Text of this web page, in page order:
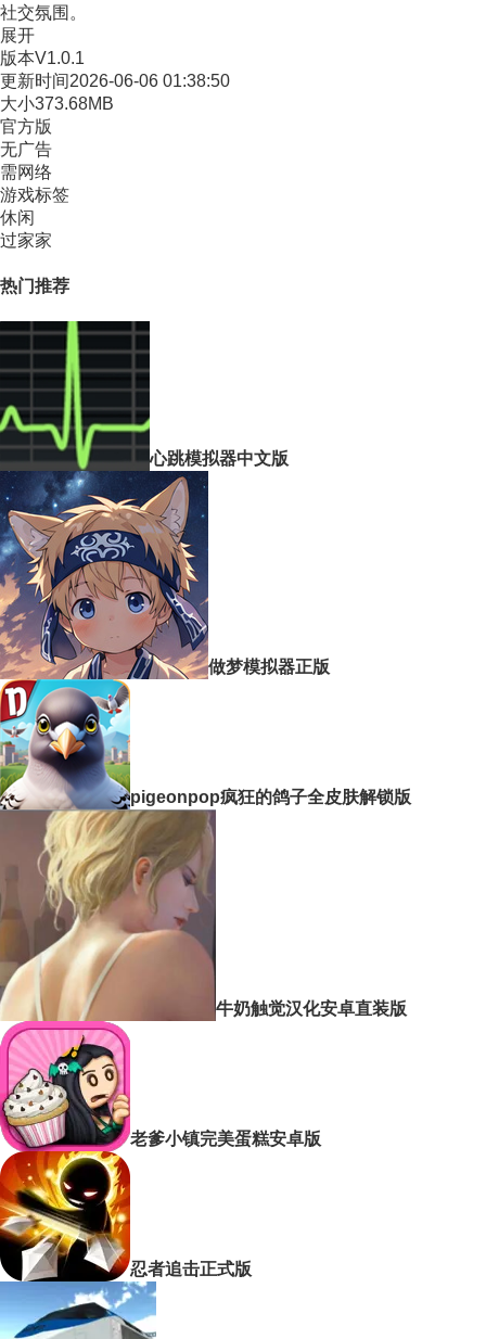
社交氛围。
展开
版本V1.0.1
更新时间2026-06-06 01:38:50
大小373.68MB
官方版
无广告
需网络
游戏标签
休闲
过家家
热门推荐
心跳模拟器中文版
做梦模拟器正版
pigeonpop疯狂的鸽子全皮肤解锁版
牛奶触觉汉化安卓直装版
老爹小镇完美蛋糕安卓版
忍者追击正式版